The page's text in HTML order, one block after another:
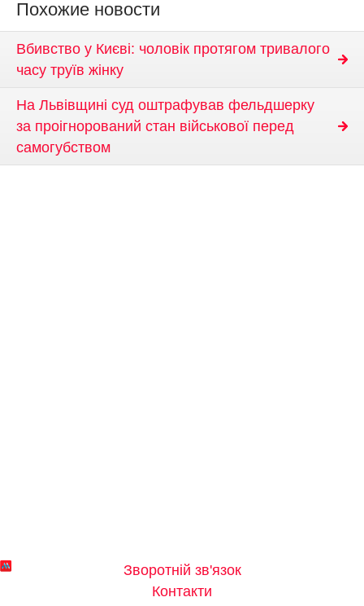
Похожие новости
Вбивство у Києві: чоловік протягом тривалого
часу труїв жінку
На Львівщині суд оштрафував фельдшерку
за проігнорований стан військової перед
самогубством
Зворотній зв'язок
Контакти